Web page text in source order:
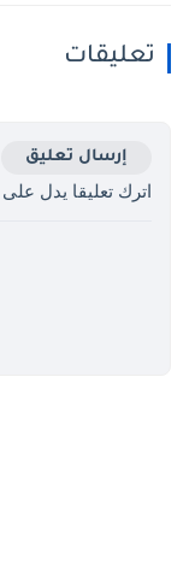
تعليقات
إرسال تعليق
اترك تعليقا يدل